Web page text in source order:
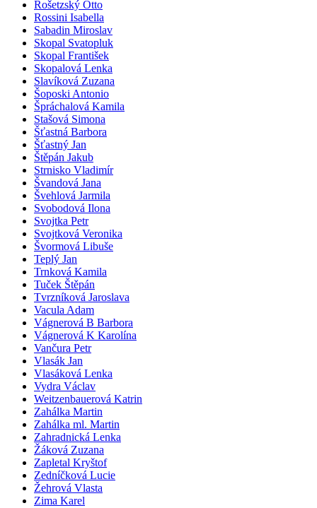
Rošetzský Otto
Rossini Isabella
Sabadin Miroslav
Skopal Svatopluk
Skopal František
Skopalová Lenka
Slavíková Zuzana
Šoposki Antonio
Špráchalová Kamila
Stašová Simona
Šťastná Barbora
Šťastný Jan
Štěpán Jakub
Strnisko Vladimír
Švandová Jana
Švehlová Jarmila
Svobodová Ilona
Svojtka Petr
Svojtková Veronika
Švormová Libuše
Teplý Jan
Trnková Kamila
Tuček Štěpán
Tvrzníková Jaroslava
Vacula Adam
Vágnerová B Barbora
Vágnerová K Karolína
Vančura Petr
Vlasák Jan
Vlasáková Lenka
Vydra Václav
Weitzenbauerová Katrin
Zahálka Martin
Zahálka ml. Martin
Zahradnická Lenka
Žáková Zuzana
Zapletal Kryštof
Zedníčková Lucie
Žehrová Vlasta
Zima Karel